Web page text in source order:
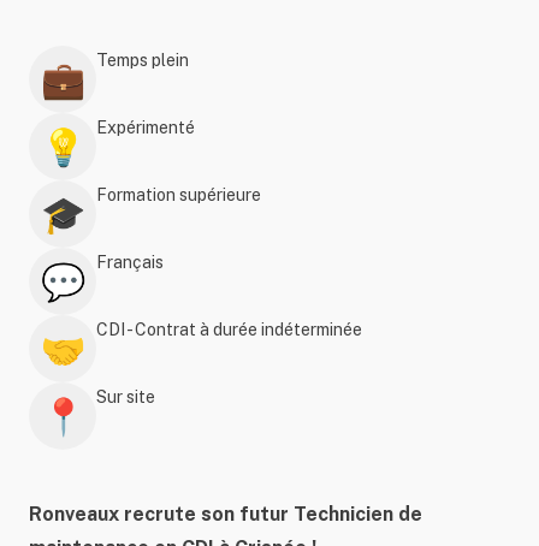
💼 Temps plein
💡 Expérimenté
🎓 Formation supérieure
💬 Français
🤝 CDI - Contrat à durée indéterminée
📍 Sur site
Ronveaux recrute son futur Technicien de